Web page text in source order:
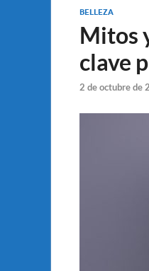
BELLEZA
Mitos
clave
2 de octubre de